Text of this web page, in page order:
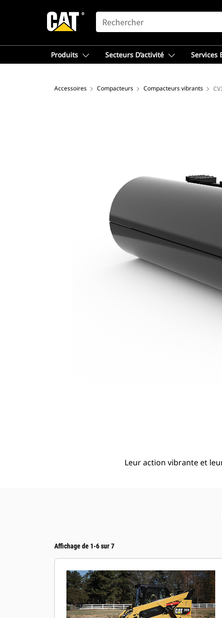
SEARCH
Produits Secteurs D’activité Services
Accessoires Compacteurs Compacteurs vibrants
Leur action vibrante et
Affichage de 1-6 sur 7